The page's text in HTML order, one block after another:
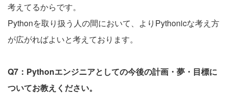
考えてるからです。
Pythonを取り扱う人の間において、よりPythonicな考え方
が広がればよいと考えております。
Q7：Pythonエンジニアとしての今後の計画・夢・目標に
ついてお教えください。